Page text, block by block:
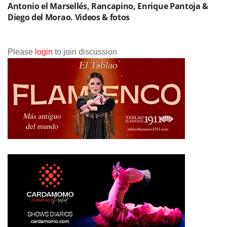
Antonio el Marsellés, Rancapino, Enrique Pantoja &
Diego del Morao. Videos & fotos
Please login to join discussion